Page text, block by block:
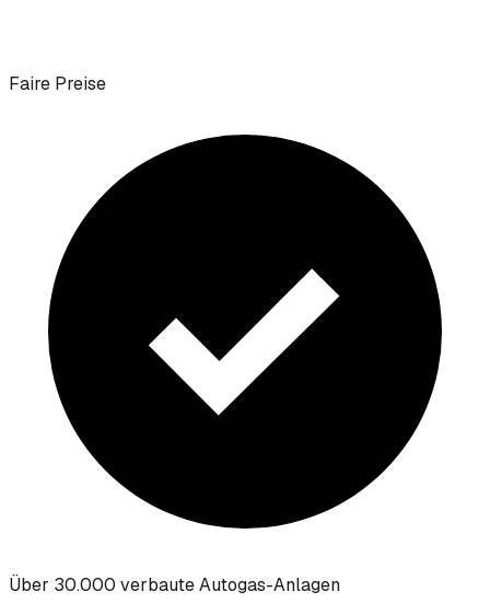
Faire Preise
Über 30.000 verbaute Autogas-Anlagen